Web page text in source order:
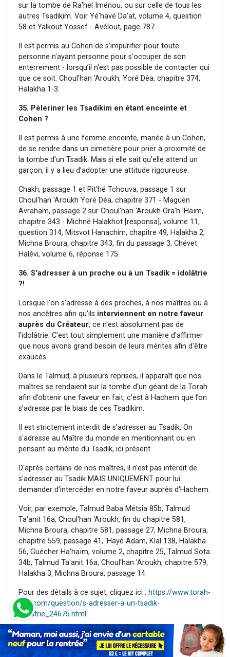
sur la tombe de Ra'hel Iménou, ou sur celle de tous les
autres Tsadikim. Voir Yé'havé Da'at, volume 4, question
58 et Yalkout Yossef - Avélout, page 787.
Il est permis au Cohen de s'impurifier pour toute
personne n'ayant personne pour s'occuper de son
enterrement - lorsqu’il n'est pas possible de contacter qui
que ce soit. Choul'han 'Aroukh, Yoré Déa, chapitre 374,
Halakha 1-3.
35. Pèleriner les Tsadikim en étant enceinte et
Cohen ?
Il est permis à une femme enceinte, mariée à un Cohen,
de se rendre dans un cimetière pour prier à proximité de
la tombe d'un Tsadik. Mais si elle sait qu'elle attend un
garçon, il y a lieu d’adopter une attitude rigoureuse.
Chakh, passage 1 et Pit'hé Tchouva, passage 1 sur
Choul'han 'Aroukh Yoré Déa, chapitre 371 - Maguen
Avraham, passage 2 sur Choul'han 'Aroukh Ora'h 'Haïm,
chapitre 343 - Michné Halakhot [responsa], volume 11,
question 314, Mitsvot Hanachim, chapitre 49, Halakha 2,
Michna Broura, chapitre 343, fin du passage 3, Chévet
Halévi, volume 6, réponse 175.
36. S'adresser à un proche ou à un Tsadik = idolâtrie
?!
Lorsque l'on s'adresse à des proches, à nos maîtres ou à
nos ancêtres afin qu'ils interviennent en notre faveur
auprès du Créateur, ce n'est absolument pas de
l’idolâtrie. C'est tout simplement une manière d'affirmer
que nous avons grand besoin de leurs mérites afin d'être
exaucés.
Dans le Talmud, à plusieurs reprises, il apparaît que nos
maîtres se rendaient sur la tombe d’un géant de la Torah
afin d’obtenir une faveur en fait, c’est à Hachem que l’on
s’adresse par le biais de ces Tsadikim.
Il est strictement interdit de s'adresser au Tsadik. On
s'adresse au Maître du monde en mentionnant ou en
pensant au mérite du Tsadik, ici présent.
D'après certains de nos maîtres, il n'est pas interdit de
s'adresser au Tsadik MAIS UNIQUEMENT pour lui
demander d'intercéder en notre faveur auprès d'Hachem.
Voir, par exemple, Talmud Baba Métsia 85b, Talmud
Ta'anit 16a, Choul'han 'Aroukh, fin du chapitre 581,
Michna Broura, chapitre 581, passage 27, Michna Broura,
chapitre 559, passage 41, ‘Hayé Adam, Klal 138, Halakha
56, Guécher Ha'haïm, volume 2, chapitre 25, Talmud Sota
34b, Talmud Ta'anit 16a, Choul'han 'Aroukh, chapitre 579,
Halakha 3, Michna Broura, passage 14.
Pour des détails à ce sujet, cliquez ici : https://www.torah-
box.com/question/s-adresser-a-un-tsadik-
idolatrie_24675.html
37. Quelles Téfilot faire sur les tombeaux de
Tsadikim ?